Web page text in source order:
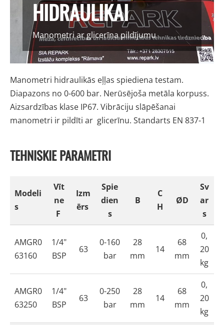
HIDRAULIKAI
Manometri ar glicerīna pildījumu
Manometri hidraulikās eļļas spiediena testam.
Diapazons no 0-600 bar. Nerūsējoša metāla korpuss.
Aizsardzības klase IP67. Vibrāciju slāpēšanai
manometri ir pildīti ar glicerīnu. Standarts EN 837-1
TEHNISKIE PARAMETRI
Modeli
s
Vīt
ne
F
Izm
ērs
Spie
dien
s
B
C
H
ØD
Sv
ar
s
AMGR0
63160
1/4"
BSP
63
0-160
bar
28
mm
14
68
mm
0,
20
kg
AMGR0
63250
1/4"
BSP
63
0-250
bar
28
mm
14
68
mm
0,
20
kg